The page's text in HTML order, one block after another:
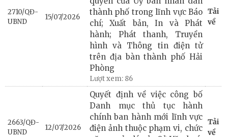
2710/QĐ-
UBND
15/07/2026
thành phố trong lĩnh vực Báo
chí; Xuất bản, In và Phát
hành; Phát thanh, Truyền
hình và Thông tin điện tử
trên địa bàn thành phố Hải
Phòng
Lượt xem: 86
Tải
về
2663/QĐ-
UBND
12/07/2026
Quyết định về việc công bố
Danh mục thủ tục hành
chính ban hành mới lĩnh vực
điện ảnh thuộc phạm vi, chức
Tải
về